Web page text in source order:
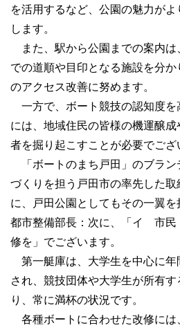
を活用するなど、公園の魅力が
します。
また、駅から公園までの案内は
での道順や目印となる施設を分
のアクセス改善に努めます。
一方で、ボート競技の認知度を
には、地域住民の皆様の機運醸
者を掘り起こすことが必要でござ
「ボートのまち戸田」のブラン
づくりを担う戸田市の率先した
に、戸田公園としてもその一翼を
都市整備部長：次に、「イ 市民
修を」でございます。
第一艇庫は、大学生を中心に年
され、競技団体や大学生が所有
り、常に満杯の状況です。
各種ボートに合わせた改修には